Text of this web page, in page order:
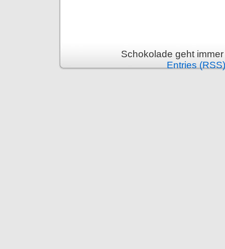
Schokolade geht
Entries (RSS)